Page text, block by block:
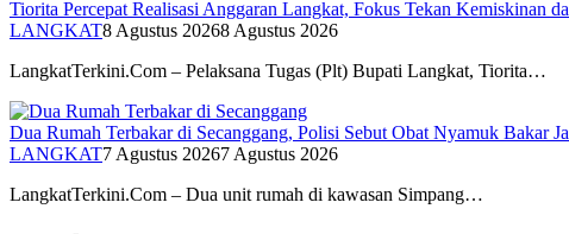
Tiorita Percepat Realisasi Anggaran Langkat, Fokus Tekan Kemiskinan
LANGKAT8 Agustus 20268 Agustus 2026
LangkatTerkini.Com – Pelaksana Tugas (Plt) Bupati Langkat, Tiorita…
Dua Rumah Terbakar di Secanggang, Polisi Sebut Obat Nyamuk Bakar
LANGKAT7 Agustus 20267 Agustus 2026
LangkatTerkini.Com – Dua unit rumah di kawasan Simpang…